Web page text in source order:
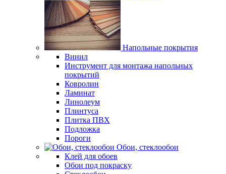
Напольные покрытия
Винил
Инструмент для монтажа напольных
покрытий
Ковролин
Ламинат
Линолеум
Плинтуса
Плитка ПВХ
Подложка
Пороги
Обои, стеклообои
Клей для обоев
Обои под покраску